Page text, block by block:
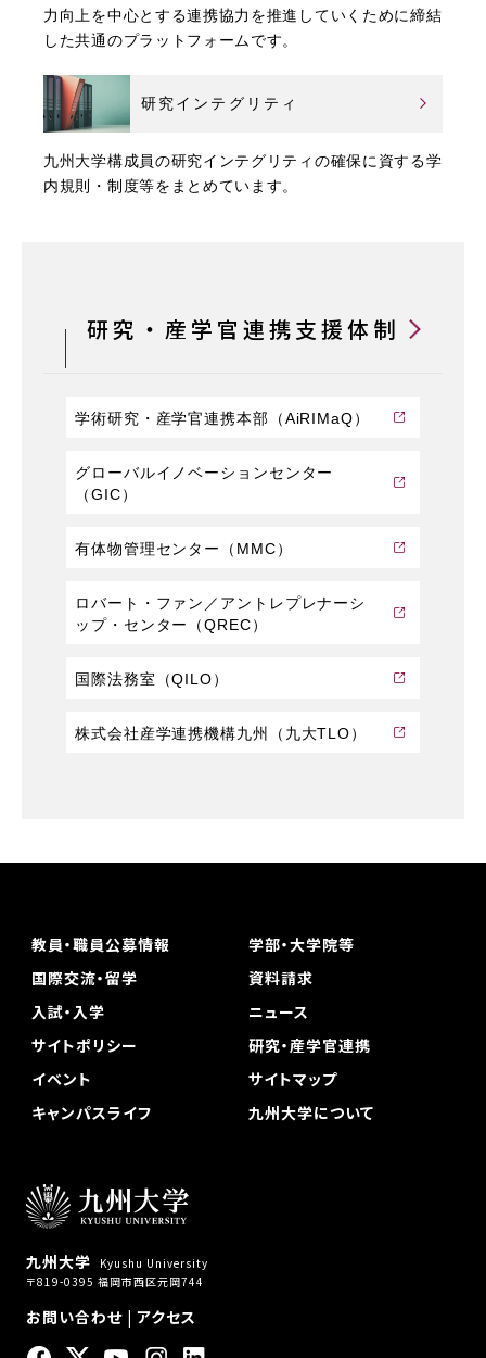
力向上を中心とする連携協力を推進していくために締結
した共通のプラットフォームです。
研究インテグリティ
九州大学構成員の研究インテグリティの確保に資する学
内規則・制度等をまとめています。
研究・産学官連携支援体制
学術研究・産学官連携本部（AiRIMaQ）
グローバルイノベーションセンター
（GIC）
有体物管理センター（MMC）
ロバート・ファン／アントレプレナーシ
ップ・センター（QREC）
国際法務室（QILO）
株式会社産学連携機構九州（九大TLO）
九州大学
Kyushu University
〒819-0395 福岡市西区元岡744
お問い合わせ| アクセス
教員・職員公募情報
学部・大学院等
国際交流・留学
資料請求
入試・入学
ニュース
サイトポリシー
研究・産学官連携
イベント
サイトマップ
キャンパスライフ
九州大学について